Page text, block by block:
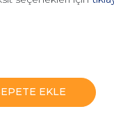
EKLE